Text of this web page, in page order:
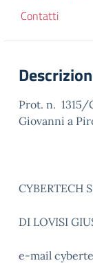
Contatti
Prot. n.
Giovanni a
CYBERTECH
DI LOVISI
e-mail